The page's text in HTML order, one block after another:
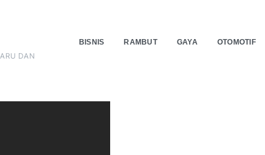
DAN
BISNIS RAMBUT GAYA OTOMOTIF